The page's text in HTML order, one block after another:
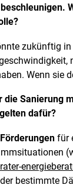
zukünftig
Wenn sie
die Sanierung
dafür?
Förderungen für
bestimmte